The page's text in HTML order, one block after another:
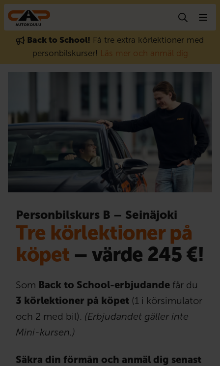
Gå till innehåll
Back to School! Få tre extra körlektioner med
personbilskurser! Läs mer och anmäl dig
Personbilskurs B – Seinäjoki
Tre körlektioner på
köpet – värde 245 €!
Som Back to School-erbjudande får du
3 körlektioner på köpet (1 i körsimulator
och 2 med bil). (Erbjudandet gäller inte
Mini-kursen.)
Säkra din förmån och anmäl dig senast